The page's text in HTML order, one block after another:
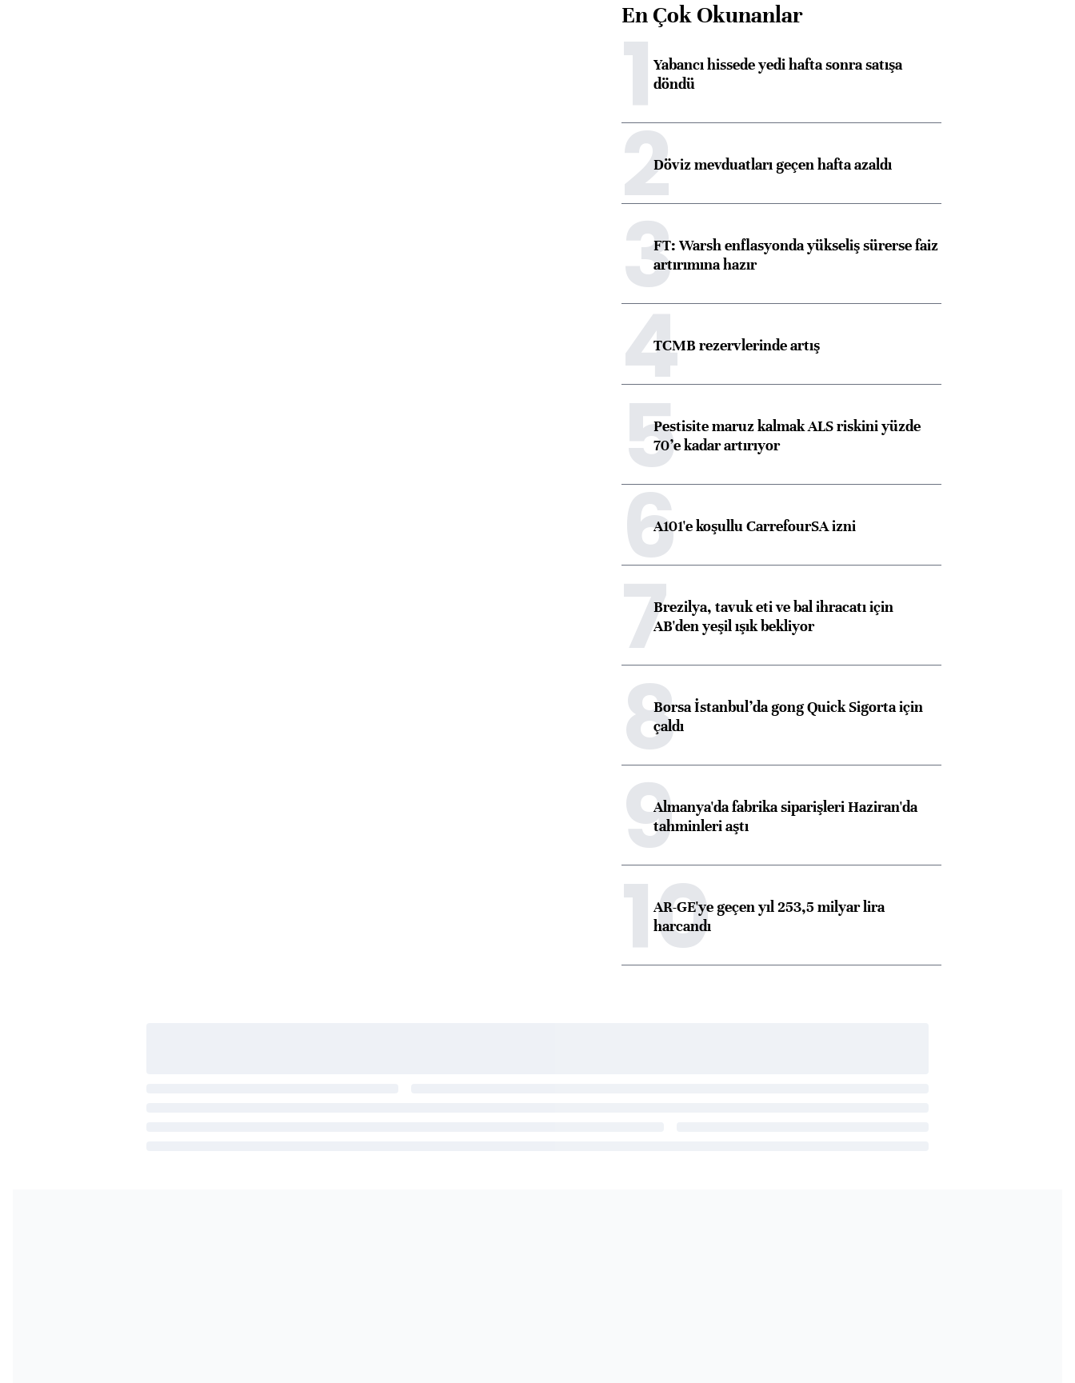
En Çok Okunanlar
1Yabancı hissede yedi hafta sonra satışa
döndü
2Döviz mevduatları geçen hafta azaldı
3FT: Warsh enflasyonda yükseliş sürerse faiz
artırımına hazır
4TCMB rezervlerinde artış
5Pestisite maruz kalmak ALS riskini yüzde
70’e kadar artırıyor
6A101'e koşullu CarrefourSA izni
7Brezilya, tavuk eti ve bal ihracatı için
AB'den yeşil ışık bekliyor
8Borsa İstanbul’da gong Quick Sigorta için
çaldı
9Almanya'da fabrika siparişleri Haziran'da
tahminleri aştı
10
AR-GE'ye geçen yıl 253,5 milyar lira
harcandı